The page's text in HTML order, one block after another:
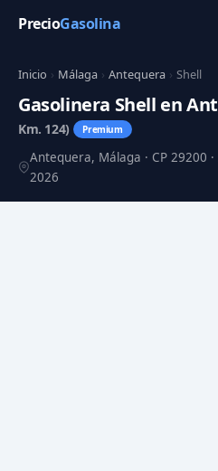
PrecioGasolina
Inicio › Málaga › Antequera › Shell
Gasolinera Shell en
Km. 124)
Premium
Antequera, Málaga · CP 29200
2026